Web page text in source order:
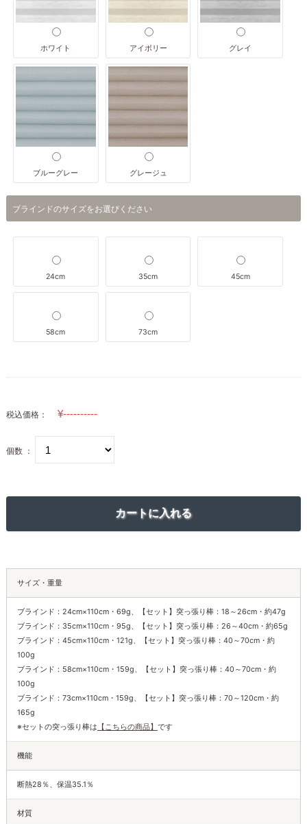
ホワイト アイボリー グレイ
ブルーグレー グレージュ
ブラインドのサイズをお選びください
24cm 35cm 45cm
58cm 73cm
税込価格：
個数 ：
サイズ・重量
ブラインド：24cm×110cm・69g、【セット】突っ張り棒：18～26cm・約47g
ブラインド：35cm×110cm・95g、【セット】突っ張り棒：26～40cm・約65g
ブラインド：45cm×110cm・121g、【セット】突っ張り棒：40～70cm・約
100g
ブラインド：58cm×110cm・159g、【セット】突っ張り棒：40～70cm・約
100g
ブラインド：73cm×110cm・159g、【セット】突っ張り棒：70～120cm・約
165g
※セットの突っ張り棒は 【こちらの商品】 です
機能
断熱28％、保温35.1％
材質